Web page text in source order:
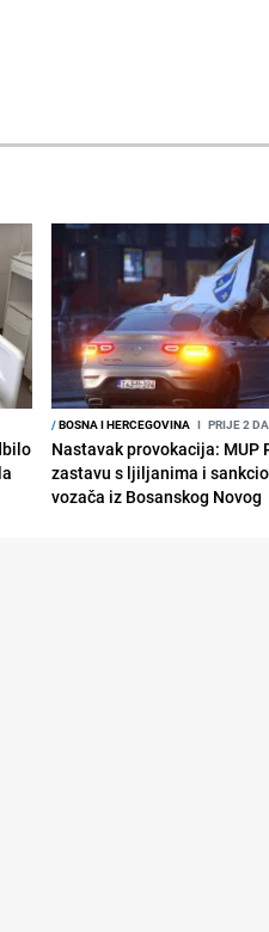
/BOSNA I HERCEGOVINA I PRIJE 2
Nastavak provokacija: MUP
zastavu s ljiljanima i
vozača iz Bosanskog Novog